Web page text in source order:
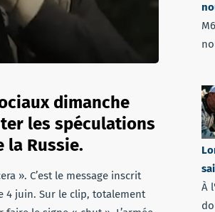
dimanche
les spéculations
la Russie.
». C’est le message inscrit
4 juin. Sur le clip, totalement
À